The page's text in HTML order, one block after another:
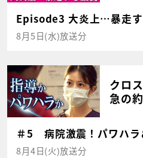
Episode3 大炎上…暴走
8月5日(水)放送分
クロ
急の
＃5 病院激震！パワハラ
8月4日(火)放送分